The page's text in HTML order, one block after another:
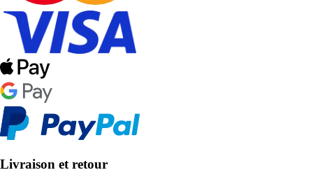
Livraison et retour